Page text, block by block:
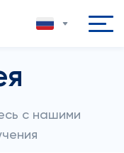
с нашими